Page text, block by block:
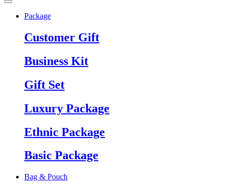
Package
Customer Gift
Business Kit
Gift Set
Luxury Package
Ethnic Package
Basic Package
Bag & Pouch